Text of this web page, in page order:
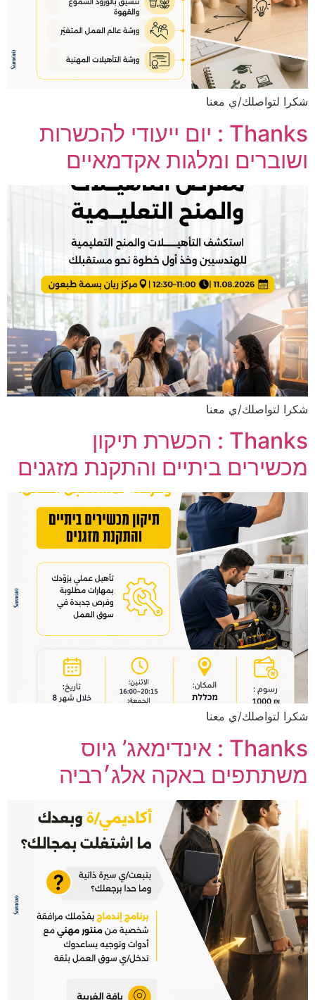
شكرا لتواصلك/ي معنا
Thanks : יום ייעודי להכשרות
ושוברים ומלגות אקדמאיים
شكرا لتواصلك/ي معنا
Thanks : הכשרת תיקון
מכשירים ביתיים והתקנת מזגנים
شكرا لتواصلك/ي معنا
Thanks : אינדימאג’ גיוס
משתתפים באקה אלג׳רביה